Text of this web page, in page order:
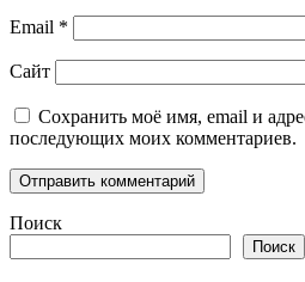
Email *
Сайт
Сохранить моё имя, email и
последующих моих комментариев.
Поиск
Поиск